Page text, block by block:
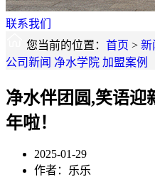
联系我们
您当前的位置： 首页 > 新
公司新闻 净水学院 加盟案例
净水伴团圆,笑语迎
年啦！
2025-01-29
作者：乐乐